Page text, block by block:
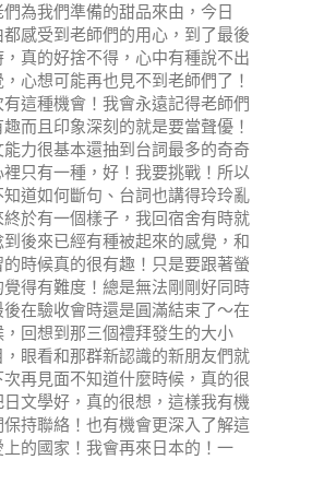
為我們準備的甜品來由，今日
感受到老師們的用心，到了最後
真的好捨不得，心中有種說不出
心想可能再也見不到老師們了！
這種機會！我會永遠記得老師們
而且印象深刻的就是要當聲優！
力很基本還抽到台詞最多的奇奇
只有一種，好！我要挑戰！所以
道如何斷句、台詞也講得玲玲亂
於有一個樣子，我回宿舍有時就
後來已經有種被起來的感覺，和
時候真的很有趣！只是要跟著螢
得有難度！總是無法剛剛好同時
在驗收會時還是圓滿結束了～在
回想到那三個禮拜發生的大小
眼看和那群新認識的新朋友們就
再見面不知道什麼時候，真的很
文學好，真的很想，這樣我有機
持聯絡！也有機會更深入了解這
的國家！我會再來日本的！一